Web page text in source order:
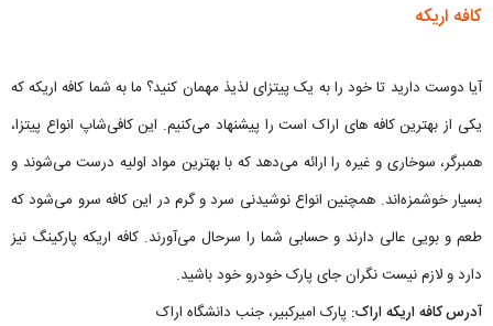
کافه اریکه
آیا دوست دارید تا خود را به یک پیتزای لذیذ مهمان کنید؟ ما به شما کافه اریکه که
یکی از بهترین کافه های اراک است را پیشنهاد می‌کنیم. این کافی‌شاپ انواع پیتزا،
همبرگر، سوخاری و غیره را ارائه می‌دهد که با بهترین مواد اولیه درست می‌شوند و
بسیار خوشمزه‌اند. همچنین انواع نوشیدنی سرد و گرم در این کافه سرو می‌شود که
طعم و بویی عالی دارند و حسابی شما را سرحال می‌آورند. کافه اریکه پارکینگ نیز
دارد و لازم نیست نگران جای پارک خودرو خود باشید.
آدرس کافه اریکه اراک: پارک امیرکبیر، جنب دانشگاه اراک